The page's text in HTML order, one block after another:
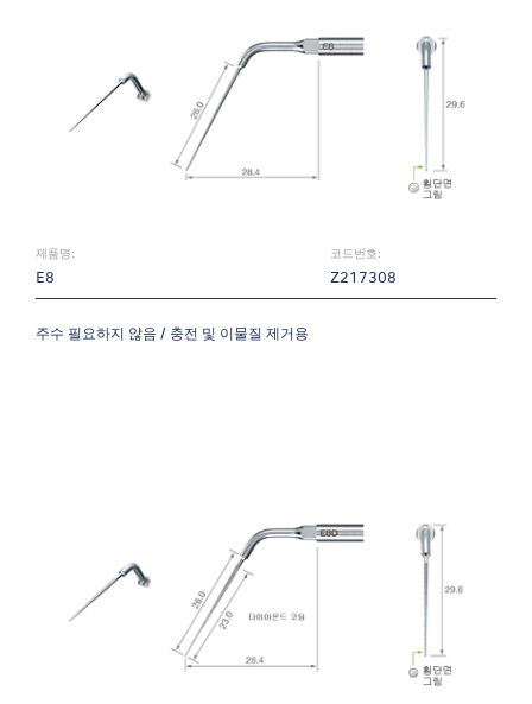
제품명:
E8
코드번호:
Z217308
주수 필요하지 않음 / 충전 및 이물질 제거용